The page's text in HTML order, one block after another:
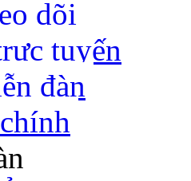
dõi
tuyến
đàn